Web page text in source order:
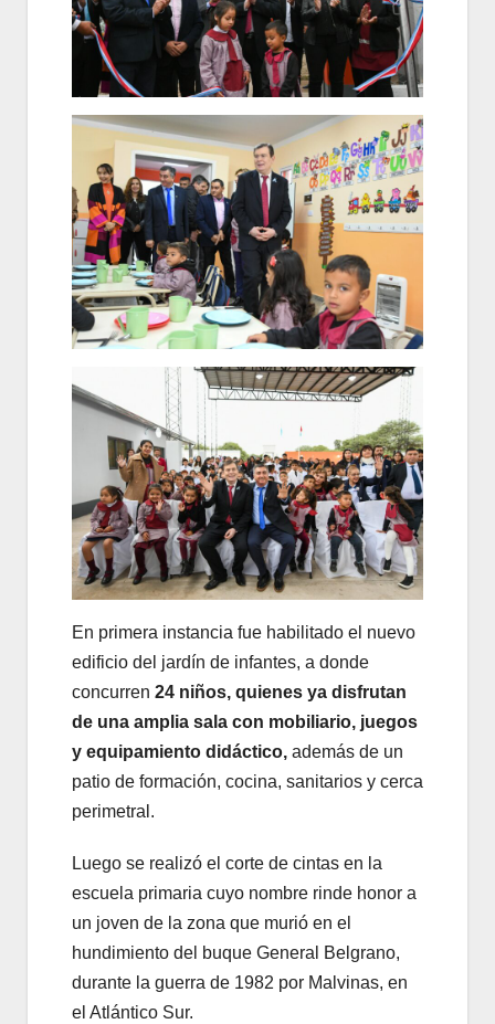
En primera instancia fue habilitado el nuevo
edificio del jardín de infantes, a donde
concurren 24 niños, quienes ya disfrutan
de una amplia sala con mobiliario, juegos
y equipamiento didáctico, además de un
patio de formación, cocina, sanitarios y cerca
perimetral.
Luego se realizó el corte de cintas en la
escuela primaria cuyo nombre rinde honor a
un joven de la zona que murió en el
hundimiento del buque General Belgrano,
durante la guerra de 1982 por Malvinas, en
el Atlántico Sur.